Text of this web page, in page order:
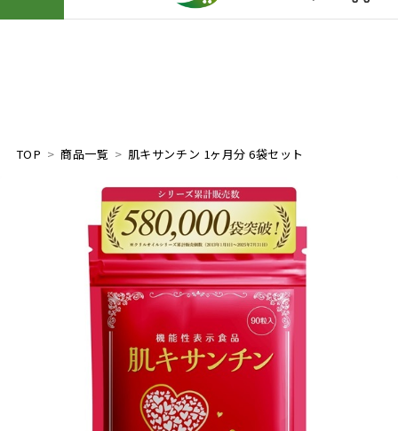
TOP 商品一覧 肌キサンチン 1ヶ月分 6袋セット